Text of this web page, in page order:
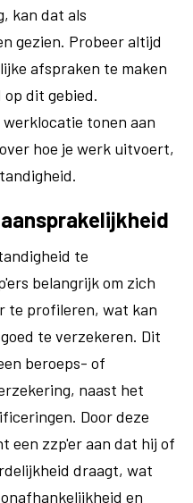
kan dat als
gezien. Probeer altijd
afspraken te maken
dit gebied.
tonen aan
hoe je werk uitvoert,
te
belangrijk om zich
te profileren, wat kan
te verzekeren. Dit
beroeps- of
naast het
Door deze
een zzp'er aan dat hij of
draagt, wat
en